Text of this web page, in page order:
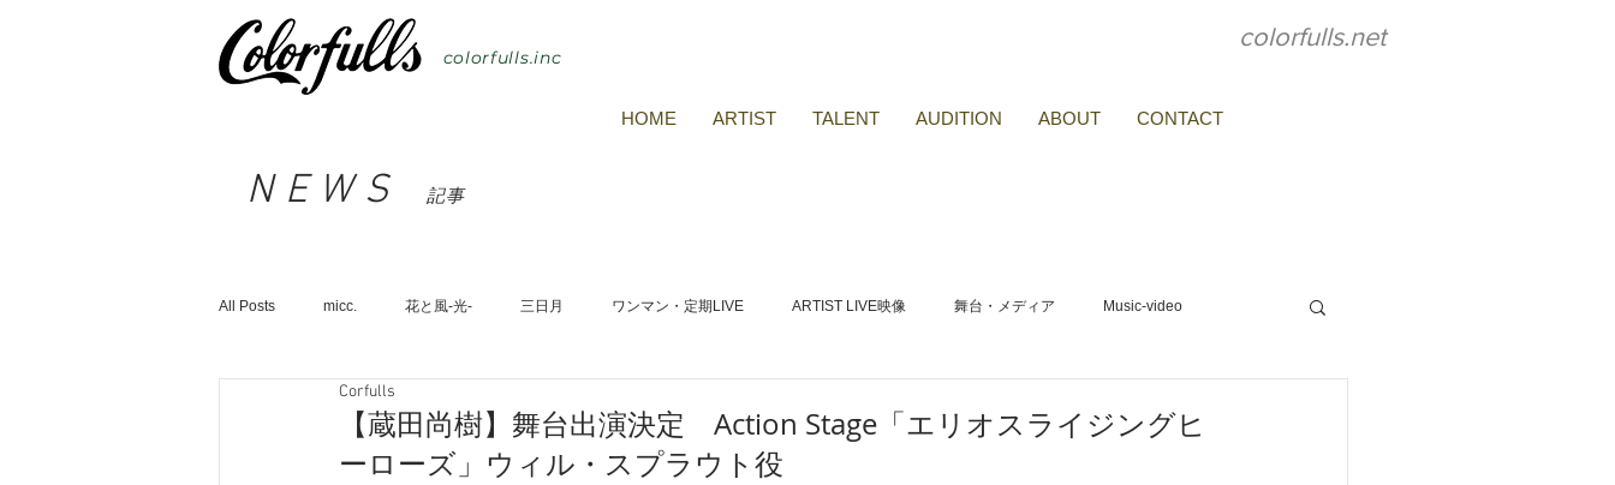
colorfulls.inc
colorfulls.net
HOME ARTIST TALENT AUDITION ABOUT CONTACT
All Posts micc. 花と風-光- 三日月 ワンマン・定期LIVE ARTIST LIVE映像 舞台・メディア Music-video
ファンクラブ
【蔵田尚樹】舞台出演決定 Action Stage「エリオスライジングヒ
ーローズ」ウィル・スプラウト役
Corfulls
NEWS 記事